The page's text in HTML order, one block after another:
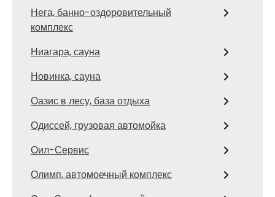
Нега, банно-оздоровительный
комплекс
Ниагара, сауна
Новинка, сауна
Оазис в лесу, база отдыха
Одиссей, грузовая автомойка
Оил-Сервис
Олимп, автомоечный комплекс